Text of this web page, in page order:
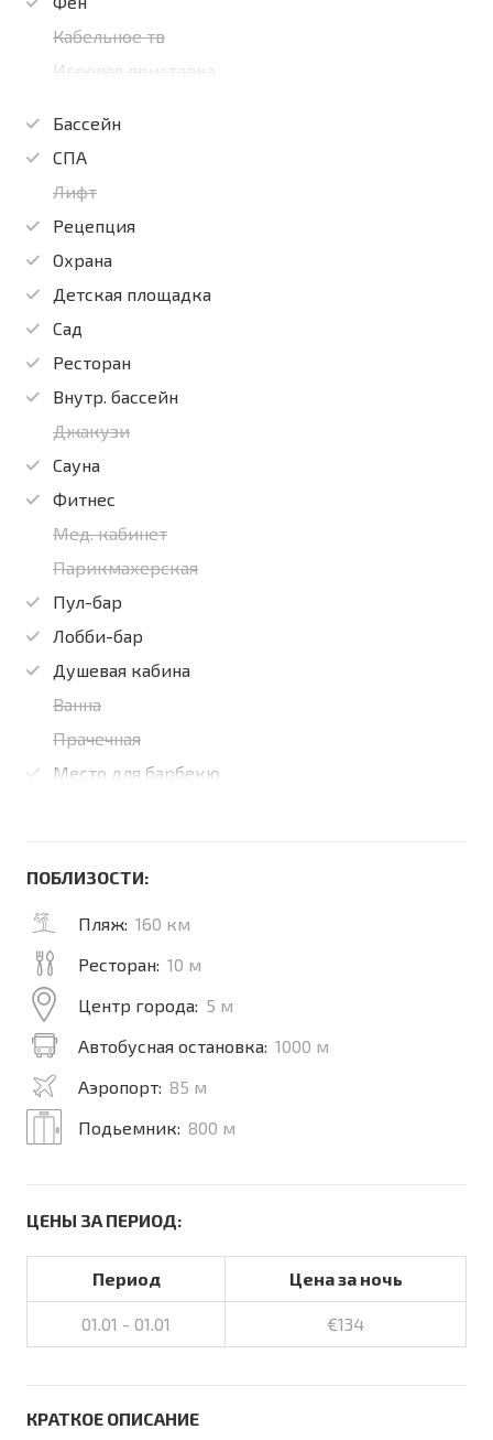
Кабельное тв
Игровая приставка
Бассейн
СПА
Лифт
Рецепция
Охрана
Детская площадка
Сад
Ресторан
Внутр. бассейн
Джакузи
Сауна
Фитнес
Мед. кабинет
Парикмахерская
Пул-бар
Лобби-бар
Душевая кабина
Ванна
Прачечная
Место для барбекю
ПОБЛИЗОСТИ:
Пляж: 160 км
Ресторан: 10 м
Центр города: 5 м
Автобусная остановка: 1000 м
Аэропорт: 85 м
Подьемник: 800 м
ЦЕНЫ ЗА ПЕРИОД:
Период Цена за ночь
01.01 - 01.01 €134
КРАТКОЕ ОПИСАНИЕ